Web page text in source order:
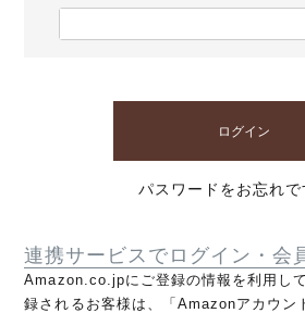
ログイン
パスワードをお忘れで
連携サービスでログイン・会
Amazon.co.jpにご登録の情報を利用し
録されるお客様は、「Amazonアカウン